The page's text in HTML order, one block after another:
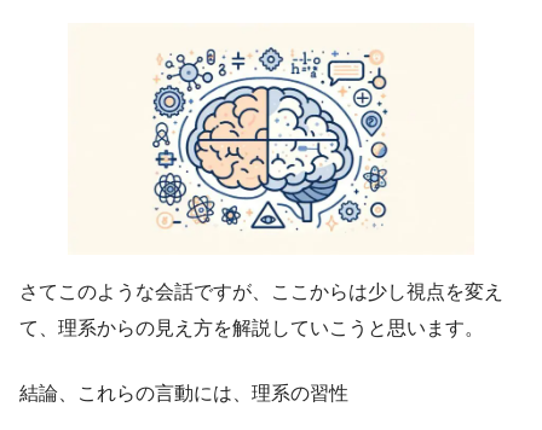
さてこのような会話ですが、ここからは少し視点を変え
て、理系からの見え方を解説していこうと思います。
結論、これらの言動には、理系の習性